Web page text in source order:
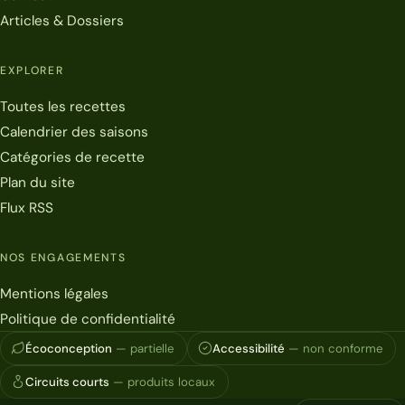
Articles & Dossiers
EXPLORER
Toutes les recettes
Calendrier des saisons
Catégories de recette
Plan du site
Flux RSS
NOS ENGAGEMENTS
Mentions légales
Politique de confidentialité
Écoconception — partielle Accessibilité — non conforme
Circuits courts — produits locaux